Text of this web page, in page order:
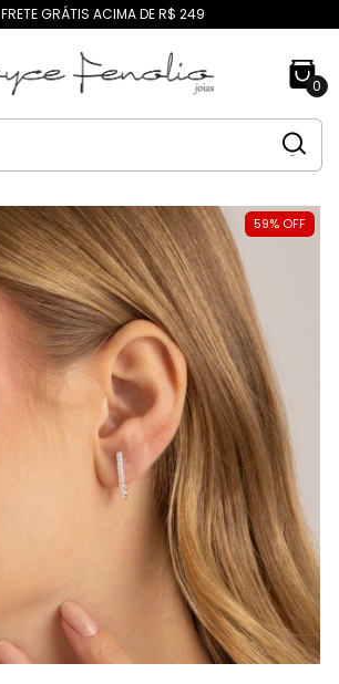
FRETE GRÁTIS ACIMA DE R$ 249
0
59% OFF